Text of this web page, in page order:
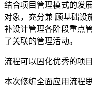
结合项目管理模式的发
对象，充分兼 顾基础设
补设计管理各阶段重点
了关联的管理活动。
流程可以固化优秀的项
本次修编全面应用流程